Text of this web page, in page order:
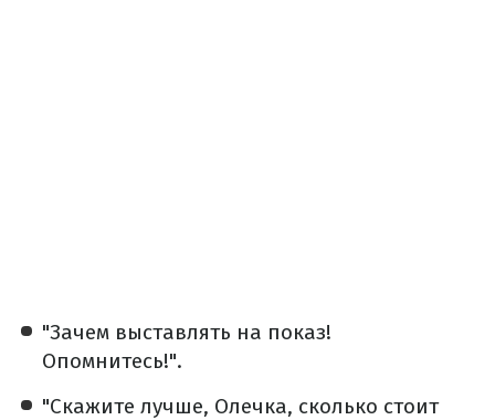
"Зачем выставлять на показ!
Опомнитесь!".
"Скажите лучше, Олечка, сколько стоит